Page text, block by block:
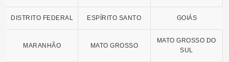
DISTRITO FEDERAL ESPÍRITO SANTO GOIÁS
MARANHÃO MATO GROSSO
MATO GROSSO DO
SUL